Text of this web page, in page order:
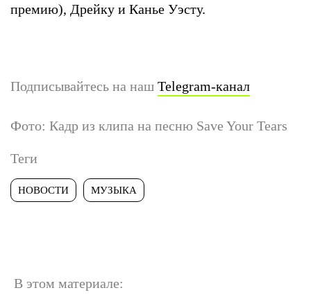
премию), Дрейку и Канье Уэсту.
Подписывайтесь на наш Telegram-канал
Фото: Кадр из клипа на песню Save Your Tears
Теги
НОВОСТИ МУЗЫКА
В этом материале: